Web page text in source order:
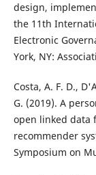
design,
the 11th
Electronic
York, NY:
Costa, A. F. D.,
G. (2019). A
open linked data
recommender
Symposium on